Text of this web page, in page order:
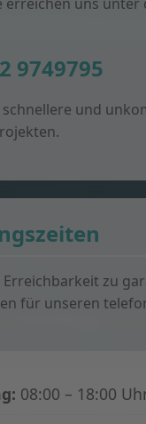
9749795
und
zu
für unseren
08:00 – 18:00